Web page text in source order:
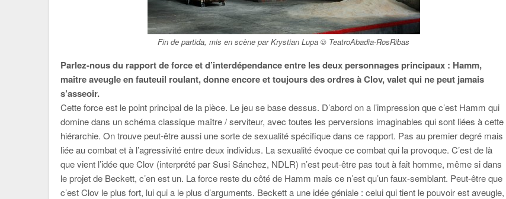
Fin de partida, mis en scène par Krystian Lupa © TeatroAbadia-RosRibas
Parlez-nous du rapport de force et d’interdépendance entre les deux personnages principaux : Hamm,
maître aveugle en fauteuil roulant, donne encore et toujours des ordres à Clov, valet qui ne peut jamais
s’asseoir.
Cette force est le point principal de la pièce. Le jeu se base dessus. D’abord on a l’impression que c’est Hamm qui
domine dans un schéma classique maître / serviteur, avec toutes les perversions imaginables qui sont liées à cette
hiérarchie. On trouve peut-être aussi une sorte de sexualité spécifique dans ce rapport. Pas au premier degré mais
liée au combat et à l’agressivité entre deux individus. La sexualité évoque ce combat qui la provoque. C’est de là
que vient l’idée que Clov (interprété par Susi Sánchez, NDLR) n’est peut-être pas tout à fait homme, même si dans
le projet de Beckett, c’en est un. La force reste du côté de Hamm mais ce n’est qu’un faux-semblant. Peut-être que
c’est Clov le plus fort, lui qui a le plus d’arguments. Beckett a une idée géniale : celui qui tient le pouvoir est aveugle,